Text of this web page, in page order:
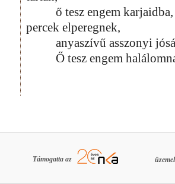
ő tesz engem
percek elperegnek,
anyaszívű asszonyi
Ő tesz engem
Támogatta az